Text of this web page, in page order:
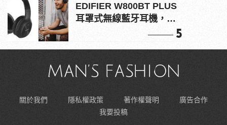
EDIFIER W800BT PLUS
耳罩式無線藍牙耳機，在
5
關於我們 隱私權政策 著作權聲明
廣告合作
我要投稿